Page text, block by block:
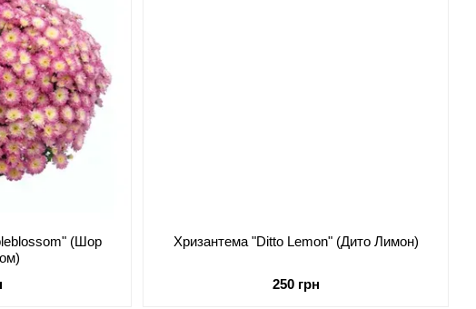
(Шор
Хризантема "Ditto Lemon" (Дито Лимон)
250 грн